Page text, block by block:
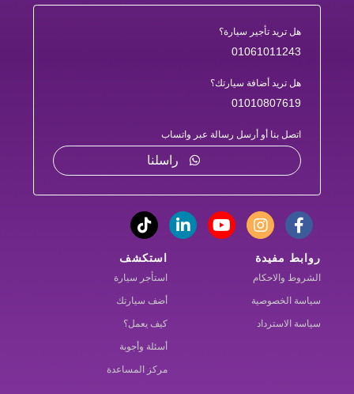
هل تريد تأجير سيارة؟
01061011243
هل تريد أضافة سيارتك؟
01010807619
اتصل بنا أو أرسل رسالة عبر واتساب
راسلنا
روابط مفيدة
الشروط والاحكام
سياسة الخصوصية
سياسة الاسترداد
استكشف
استأجر سيارة
أضف سيارتك
كيف يعمل؟
أسئلة وأجوبة
مركز المساعدة